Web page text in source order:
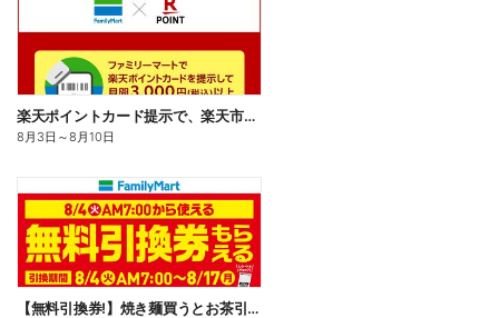
楽天ポイントカード提示で、楽天市場でのお買い物がおトクに!
8月3日 ～8月10日
【無料引換券!】焼き麺買うとお茶引換券貰える!